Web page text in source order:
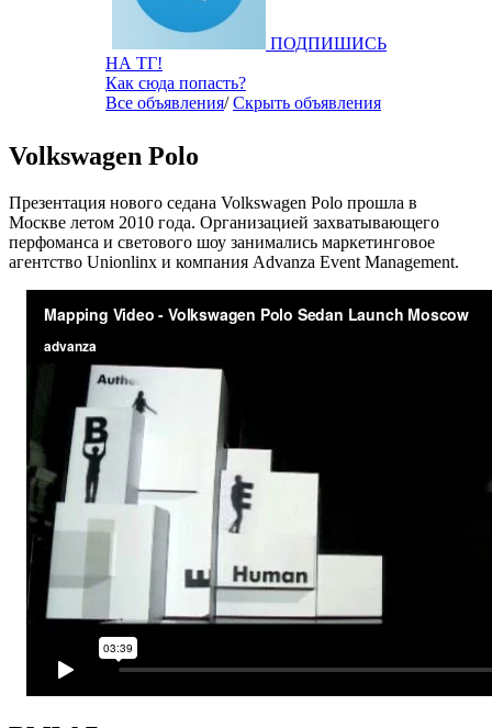
ПОДПИШИСЬ
НА ТГ!
Как сюда попасть?
Все объявления/Скрыть объявления
Volkswagen Polo
Презентация нового седана Volkswagen Polo прошла в
Москве летом 2010 года. Организацией захватывающего
перфоманса и светового шоу занимались маркетинговое
агентство Unionlinx и компания Advanza Event Management.